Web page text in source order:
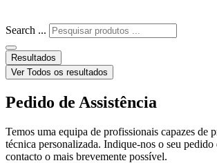
Search ...
Resultados
Ver Todos os resultados
Pedido de Assistência
Temos uma equipa de profissionais capazes de
técnica personalizada. Indique-nos o seu pedido
contacto o mais brevemente possível.